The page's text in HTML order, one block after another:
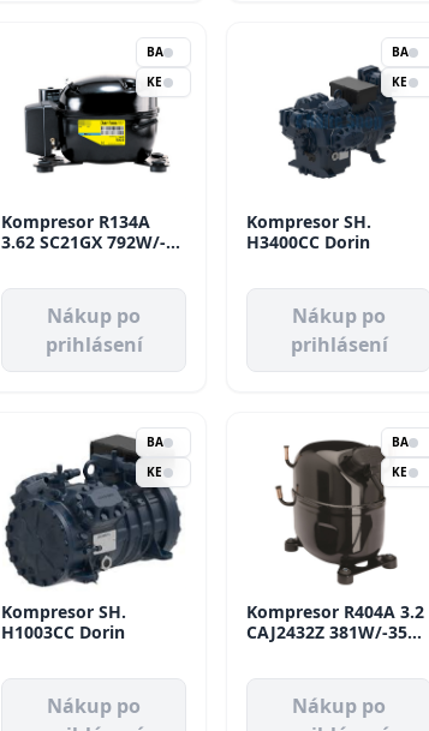
BA
KE
Kompresor R134A
3.62 SC21GX 792W/-10
Nákup po
prihlásení
BA
KE
Kompresor SH.
H3400CC Dorin
Nákup po
prihlásení
BA
KE
Kompresor SH.
H1003CC Dorin
Nákup po
BA
KE
Kompresor R404A 3.2
CAJ2432Z 381W/-35
Nákup po